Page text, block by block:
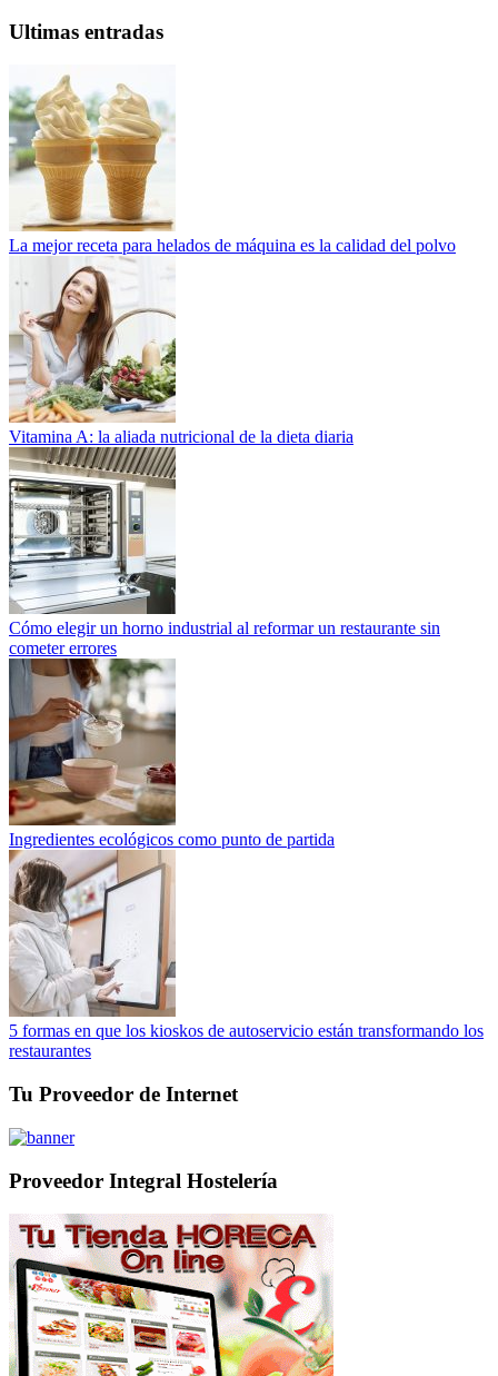
Ultimas entradas
La mejor receta para helados de máquina es la calidad del polvo
Vitamina A: la aliada nutricional de la dieta diaria
Cómo elegir un horno industrial al reformar un restaurante sin
cometer errores
Ingredientes ecológicos como punto de partida
5 formas en que los kioskos de autoservicio están transformando los
restaurantes
Tu Proveedor de Internet
Proveedor Integral Hostelería